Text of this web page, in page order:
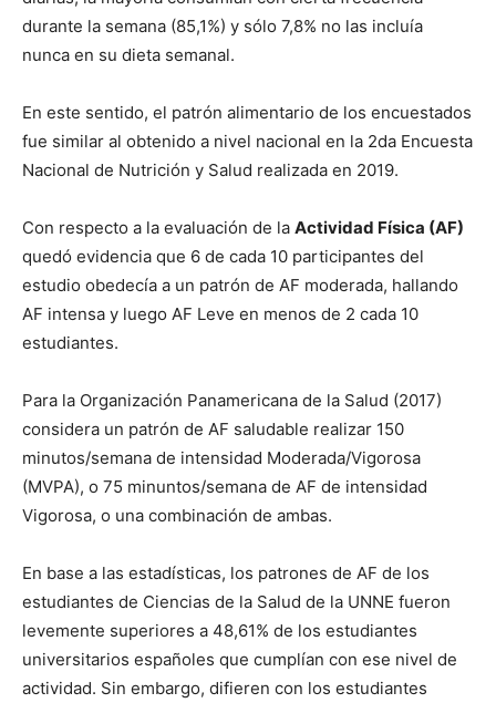
durante la semana (85,1%) y sólo 7,8% no las incluía
nunca en su dieta semanal.
En este sentido, el patrón alimentario de los encuestados
fue similar al obtenido a nivel nacional en la 2da Encuesta
Nacional de Nutrición y Salud realizada en 2019.
Con respecto a la evaluación de la Actividad Física (AF)
quedó evidencia que 6 de cada 10 participantes del
estudio obedecía a un patrón de AF moderada, hallando
AF intensa y luego AF Leve en menos de 2 cada 10
estudiantes.
Para la Organización Panamericana de la Salud (2017)
considera un patrón de AF saludable realizar 150
minutos/semana de intensidad Moderada/Vigorosa
(MVPA), o 75 minuntos/semana de AF de intensidad
Vigorosa, o una combinación de ambas.
En base a las estadísticas, los patrones de AF de los
estudiantes de Ciencias de la Salud de la UNNE fueron
levemente superiores a 48,61% de los estudiantes
universitarios españoles que cumplían con ese nivel de
actividad. Sin embargo, difieren con los estudiantes